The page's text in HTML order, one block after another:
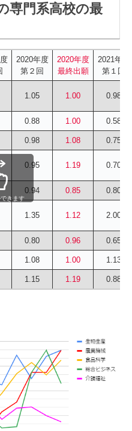
専門系高校の最
2020年度
第２回
2020年度
最終出願
2021年度
第１回
1.05 1.00 0.98
0.88 1.00 0.58
0.98 1.08 0.75
0.95 1.19 0.70
0.94 0.85 0.80
1.35 1.12 2.00
0.80 0.96 0.65
1.08 1.00 1.13
1.15 1.19 0.88
きます